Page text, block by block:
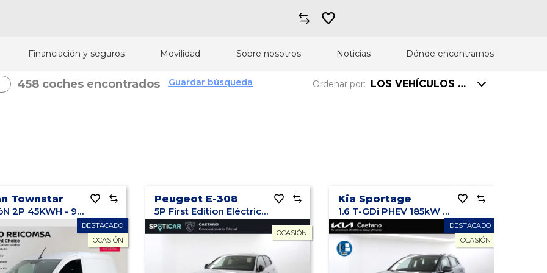
Financiación y seguros Movilidad Sobre nosotros Noticias Dónde encontrarnos
458 coches encontrados Guardar búsqueda Ordenar por: LOS VEHÍCULOS MÁS VISTOS
Km: menor a mayor
Año: mayor a menor
Año: menor a mayor
Townstar
FURGóN 2P 45KWH - 90KW (122CV) L1 E6D-FULL
DESTACADO
OCASIÓN
Peugeot E-308
5P First Edition Eléctrico 115kW (156CV)
OCASIÓN
Kia Sportage
1.6 T-GDi PHEV 185kW Drive 17" 4x4
DESTACADO
OCASIÓN